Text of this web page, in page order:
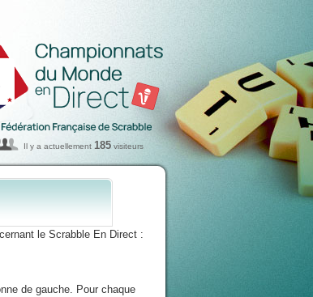
Il y a actuellement 185 visiteurs
le Scrabble En Direct :
de gauche. Pour chaque